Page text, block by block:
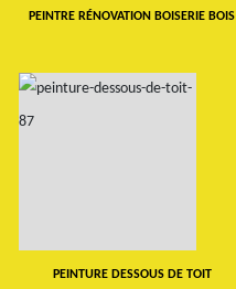
PEINTRE RÉNOVATION BOISERIE BOIS
PEINTURE DESSOUS DE TOIT